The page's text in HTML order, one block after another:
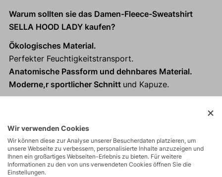
Warum sollten sie das Damen-Fleece-Sweatshirt
SELLA HOOD LADY kaufen?
Ökologisches Material.
Perfekter Feuchtigkeitstransport.
Anatomische Passform und dehnbares Material.
Moderne,r sportlicher Schnitt und Kapuze.
Aktivitäten
Bergexpeditionen
Wir verwenden Cookies
Wir können diese zur Analyse unserer Besucherdaten platzieren, um
unsere Webseite zu verbessern, personalisierte Inhalte anzuzeigen und
Ihnen ein großartiges Webseiten-Erlebnis zu bieten. Für weitere
Informationen zu den von uns verwendeten Cookies öffnen Sie die
Einstellungen.